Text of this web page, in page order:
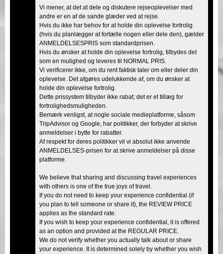
Vi mener, at det at dele og diskutere rejseoplevelser med
andre er en af de sande glæder ved at rejse.
Hvis du ikke har behov for at holde din oplevelse fortrolig
(hvis du planlægger at fortælle nogen eller dele den), gælder
ANMELDELSESPRIS som standardprisen.
Hvis du ønsker at holde din oplevelse fortrolig, tilbydes det
som en mulighed og leveres til NORMAL PRIS.
Vi verificerer ikke, om du rent faktisk taler om eller deler din
oplevelse. Det afgøres udelukkende af, om du ønsker at
holde din oplevelse fortrolig.
Dette prissystem tilbyder ikke rabat; det er et tillæg for
fortrolighedsmuligheden.
Bemærk venligst, at nogle sociale medieplatforme, såsom
TripAdvisor og Google, har politikker, der forbyder at skrive
anmeldelser i bytte for rabatter.
Af respekt for deres politikker vil vi absolut ikke anvende
ANMELDELSES-prisen for at skrive anmeldelser på disse
platforme.
We believe that sharing and discussing travel experiences
with others is one of the true joys of travel.
If you do not need to keep your experience confidential (if
you plan to tell someone or share it), the REVIEW PRICE
applies as the standard rate.
If you wish to keep your experience confidential, it is offered
as an option and provided at the REGULAR PRICE.
We do not verify whether you actually talk about or share
your experience. It is determined solely by whether you wish